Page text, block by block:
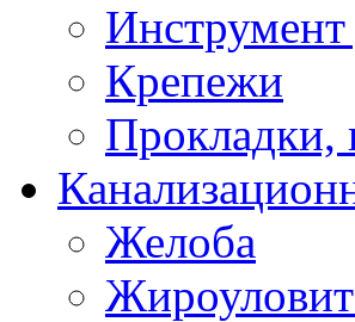
Крепежи
Прокладки,
Желоба